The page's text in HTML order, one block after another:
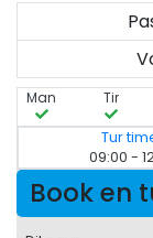
Man Tir
Tur
09:00 -
Book en